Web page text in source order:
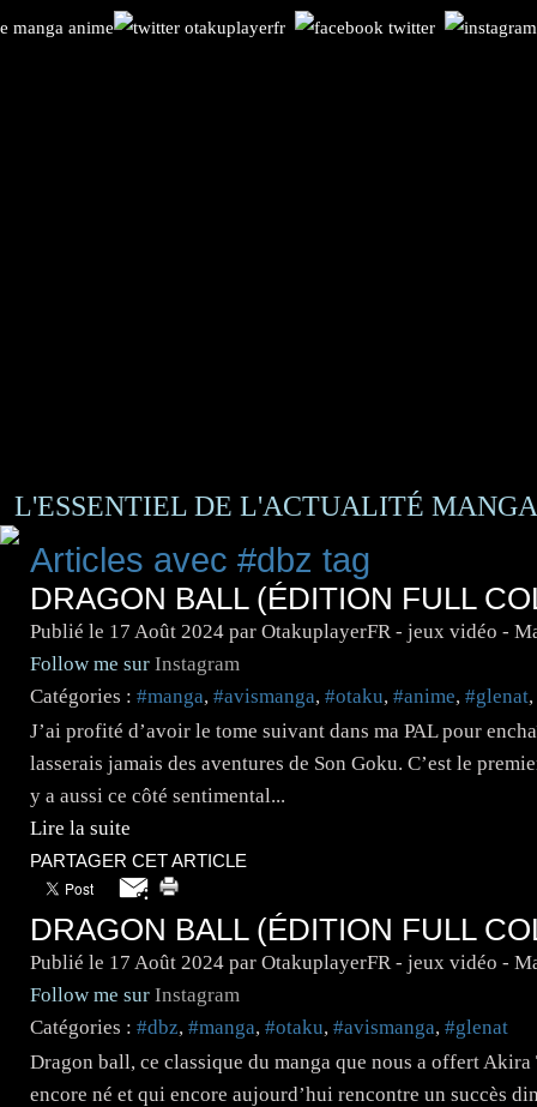
L'ESSENTIEL DE L'ACTUALITÉ
Articles avec #dbz tag
DRAGON BALL (ÉDITION FULL
Publié le 17 Août 2024 par OtakuplayerFR - jeux vidéo -
Follow me sur Instagram
Catégories : #manga, #avismanga, #otaku, #anime, #glenat,
J’ai profité d’avoir le tome suivant dans ma PAL pour
lasserais jamais des aventures de Son Goku. C’est le
y a aussi ce côté sentimental...
Lire la suite
PARTAGER CET ARTICLE
DRAGON BALL (ÉDITION FULL
Publié le 17 Août 2024 par OtakuplayerFR - jeux vidéo -
Follow me sur Instagram
Catégories : #dbz, #manga, #otaku, #avismanga, #glenat
Dragon ball, ce classique du manga que nous a offert
encore né et qui encore aujourd’hui rencontre un succès